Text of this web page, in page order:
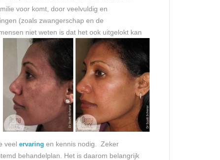
voor komt, door veelvuldig en
(zoals zwangerschap en de
niet weten is dat het ook uitgelokt kan
veel ervaring en kennis nodig. Zeker
behandelplan. Het is daarom belangrijk